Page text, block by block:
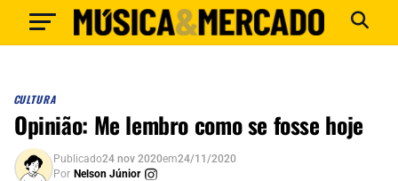
CULTURA
Opinião: Me lembro como se fosse hoje
Publicado24 nov 2020em24/11/2020
Por Nelson Júnior